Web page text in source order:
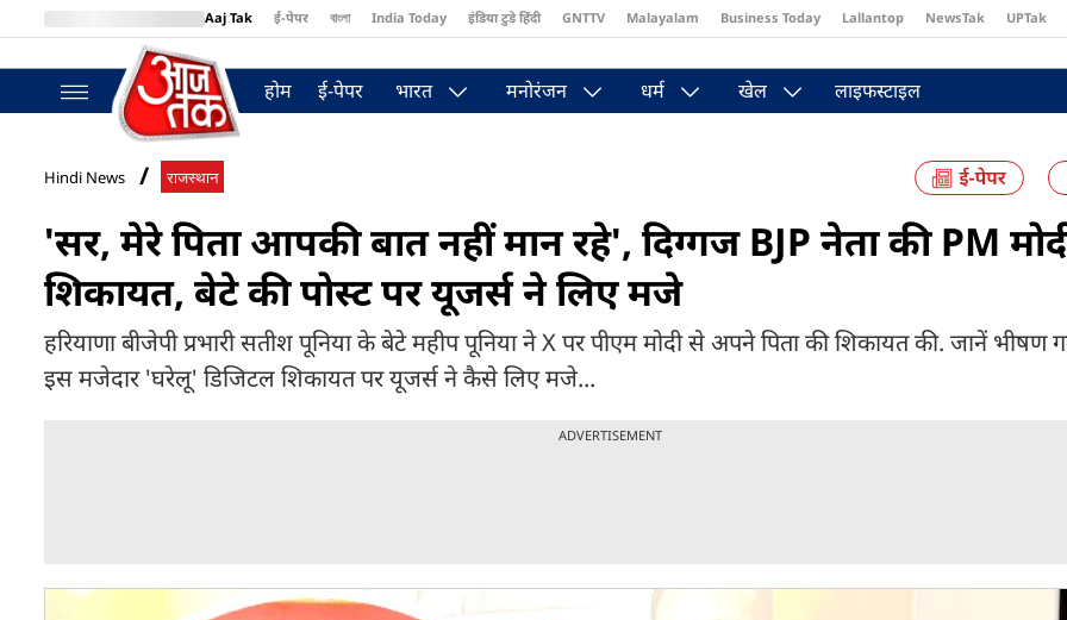
Aaj Tak ई-पेपर বাংলা India Today इंडिया टुडे हिंदी GNTTV Malayalam Business Today Lallantop NewsTak UPTak
BT Bazaar
होम ई-पेपर भारत मनोरंजन धर्म खेल लाइफस्टाइल
Hindi News राजस्थान
'सर, मेरे पिता आपकी बात नहीं मान रहे', दिग्गज BJP नेता की PM
शिकायत, बेटे की पोस्ट पर यूजर्स ने लिए मजे
हरियाणा बीजेपी प्रभारी सतीश पूनिया के बेटे महीप पूनिया ने X पर पीएम मोदी से अपने पिता की शिकायत की. जानें भीषण
इस मजेदार 'घरेलू' डिजिटल शिकायत पर यूजर्स ने कैसे लिए मजे...
ADVERTISEMENT